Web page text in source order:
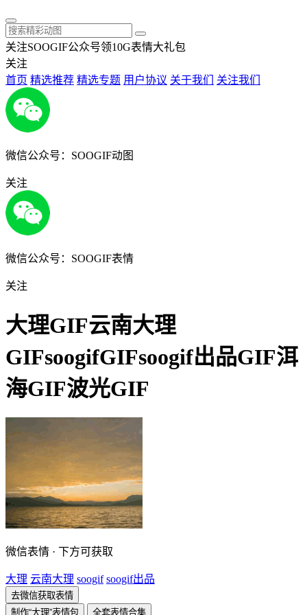
关注SOOGIF公众号领10G表情大礼包
关注
首页 精选推荐 精选专题 用户协议 关于我们 关注我们
微信公众号：SOOGIF动图
关注
微信公众号：SOOGIF表情
关注
大理GIF云南大理
GIFsoogifGIFsoogif出品GIF洱
海GIF波光GIF
微信表情 · 下方可获取
大理 云南大理 soogif soogif出品
去微信获取表情
制作“大理”表情包
全套表情合集